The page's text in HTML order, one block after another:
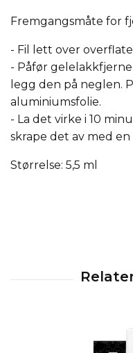
Fremgangsmåte for
- Fil lett over
- Påfør
legg den på neglen.
aluminiumsfolie.
- La det virke i 10
skrape det av med
Størrelse: 5,5 ml